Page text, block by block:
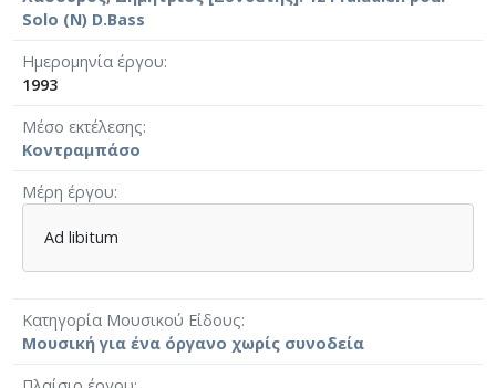
Solo (N) D.Bass
Ημερομηνία έργου
1993
Μέσο εκτέλεσης
Κοντραμπάσο
Μέρη έργου
Ad libitum
Κατηγορία Μουσικού Είδους
Μουσική για ένα όργανο χωρίς συνοδεία